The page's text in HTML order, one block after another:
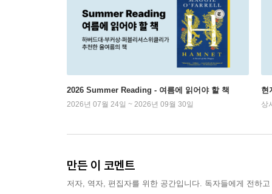
2026 Summer Reading - 여름에 읽어야 할 책
2026년 07월 24일 ~ 2026년 09월 30일
현
상
만든 이 코멘트
저자, 역자, 편집자를 위한 공간입니다. 독자들에게 전하